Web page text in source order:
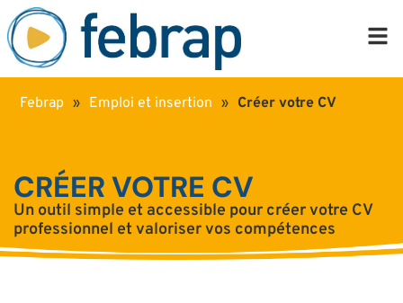
Febrap » Emploi et insertion » Créer votre CV
CRÉER VOTRE CV
Un outil simple et accessible pour créer votre CV
professionnel et valoriser vos compétences